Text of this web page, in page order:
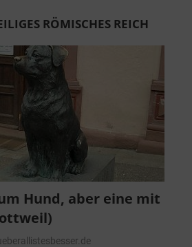
RÖMISCHES REICH
Hund, aber eine mit